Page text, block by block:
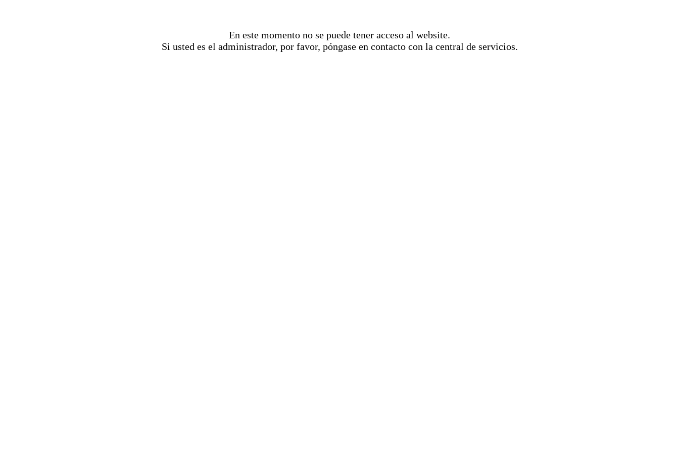
En este momento no se puede tener acceso al website.
Si usted es el administrador, por favor, póngase en contacto con la central de servicios.